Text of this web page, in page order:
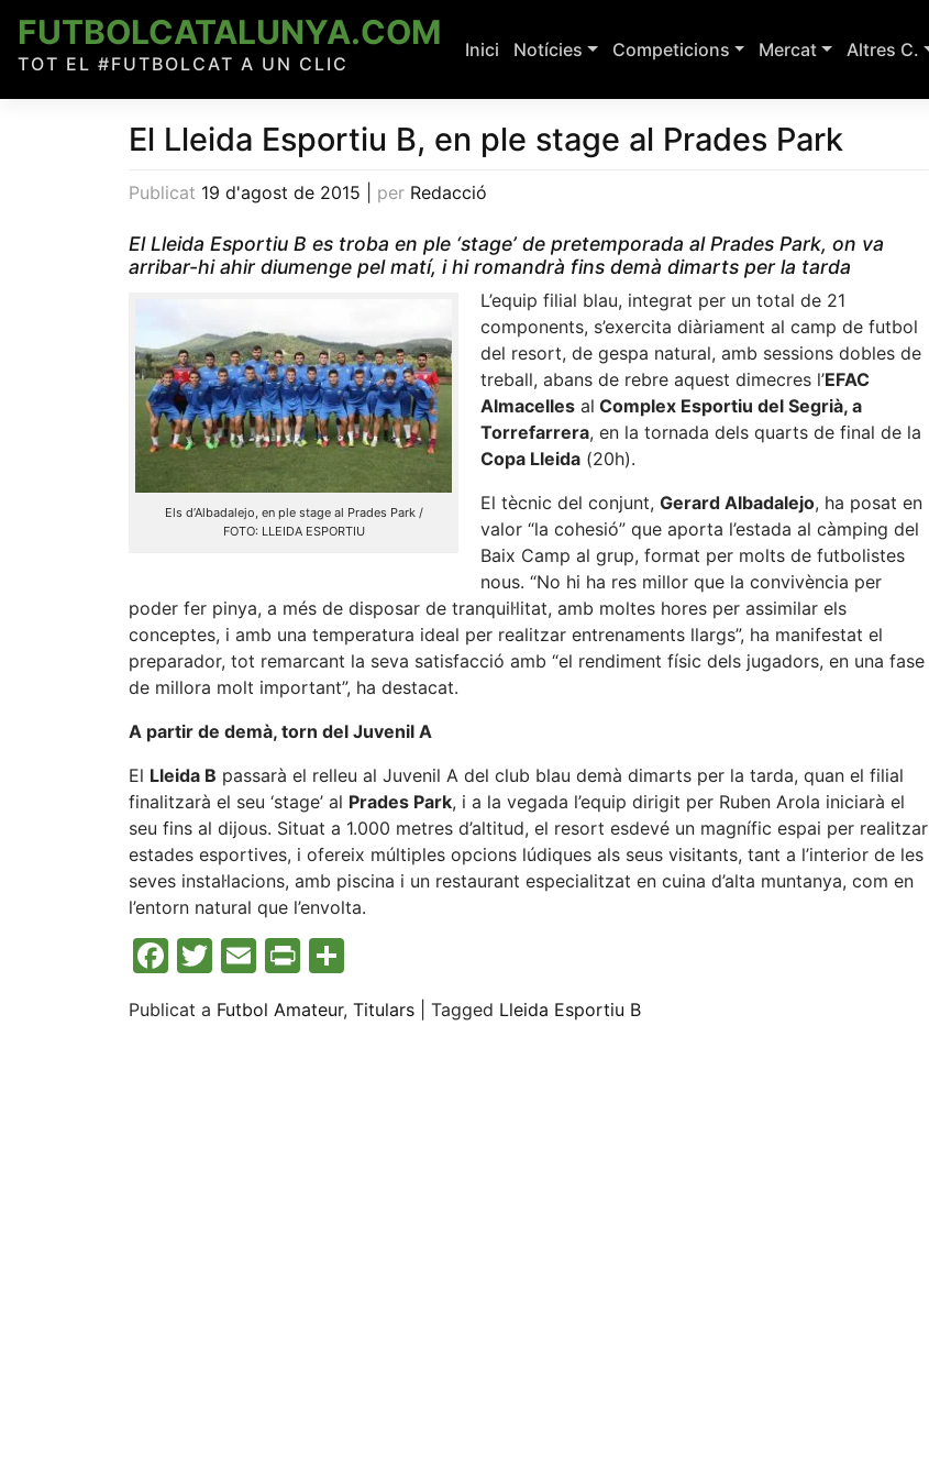
content
FUTBOLCATALUNYA.COM
TOT EL #FUTBOLCAT A UN CLIC
Inici Notícies Competicions Mercat Altres C.
El Lleida Esportiu B, en ple stage al Prades Park
Publicat 19 d'agost de 2015 per Redacció
El Lleida Esportiu B es troba en ple ‘stage’ de pretemporada al Prades Park, on va
arribar-hi ahir diumenge pel matí, i hi romandrà fins demà dimarts per la tarda
Els d’Albadalejo, en ple stage al Prades Park /
FOTO: LLEIDA ESPORTIU
L’equip filial blau, integrat per un total de 21
components, s’exercita diàriament al camp de futbol
del resort, de gespa natural, amb sessions dobles de
treball, abans de rebre aquest dimecres l’EFAC
Almacelles al Complex Esportiu del Segrià, a
Torrefarrera, en la tornada dels quarts de final de la
Copa Lleida (20h).
El tècnic del conjunt, Gerard Albadalejo, ha posat en
valor “la cohesió” que aporta l’estada al càmping del
Baix Camp al grup, format per molts de futbolistes
nous. “No hi ha res millor que la convivència per
poder fer pinya, a més de disposar de tranquil·litat, amb moltes hores per assimilar els
conceptes, i amb una temperatura ideal per realitzar entrenaments llargs”, ha manifestat el
preparador, tot remarcant la seva satisfacció amb “el rendiment físic dels jugadors, en una fase
de millora molt important”, ha destacat.
A partir de demà, torn del Juvenil A
El Lleida B passarà el relleu al Juvenil A del club blau demà dimarts per la tarda, quan el filial
finalitzarà el seu ‘stage’ al Prades Park, i a la vegada l’equip dirigit per Ruben Arola iniciarà el
seu fins al dijous. Situat a 1.000 metres d’altitud, el resort esdevé un magnífic espai per realitzar
estades esportives, i ofereix múltiples opcions lúdiques als seus visitants, tant a l’interior de les
seves instal·lacions, amb piscina i un restaurant especialitzat en cuina d’alta muntanya, com en
l’entorn natural que l’envolta.
Facebook
Twitter
Email
Print
Publicat a Futbol Amateur, Titulars Tagged Lleida Esportiu B
Necessàries
Aquestes
cookies no
són
són